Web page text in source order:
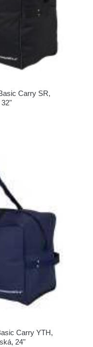
Carry SR,
Carry YTH,
24"